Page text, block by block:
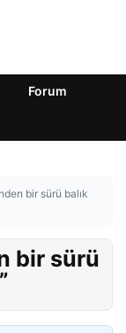
Forum
bir sürü balık
bir sürü